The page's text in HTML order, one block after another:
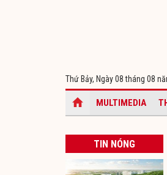
Thứ Bảy, Ngày 08 tháng 08
MULTIMEDIA
TIN NÓNG